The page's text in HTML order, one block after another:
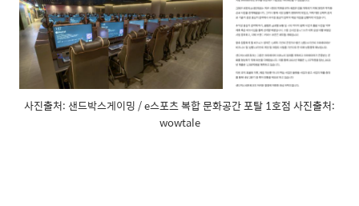
사진출처: 샌드박스게이밍 / e스포츠 복합 문화공간 포탈 1호점 사진출처:
wowtale